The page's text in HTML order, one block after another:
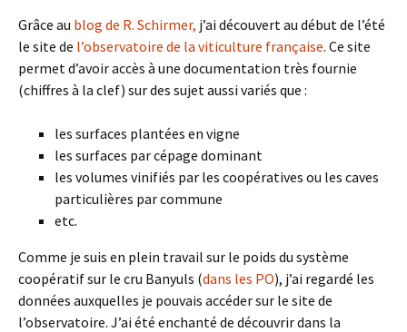
Grâce au blog de R. Schirmer, j’ai découvert au début de l’été
le site de l’observatoire de la viticulture française. Ce site
permet d’avoir accès à une documentation très fournie
(chiffres à la clef) sur des sujet aussi variés que :
les surfaces plantées en vigne
les surfaces par cépage dominant
les volumes vinifiés par les coopératives ou les caves
particulières par commune
etc.
Comme je suis en plein travail sur le poids du système
coopératif sur le cru Banyuls (dans les PO), j’ai regardé les
données auxquelles je pouvais accéder sur le site de
l’observatoire. J’ai été enchanté de découvrir dans la